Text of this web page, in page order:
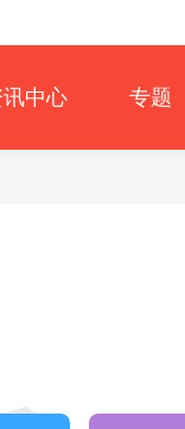
讯中心 专题